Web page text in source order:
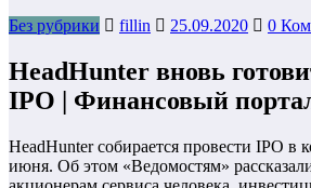
Без рубрики
fillin 25.09.2020 0
HeadHunter вновь
IPO | Финансовый
HeadHunter собирается провести IPO в
июня. Об этом «Ведомостям»